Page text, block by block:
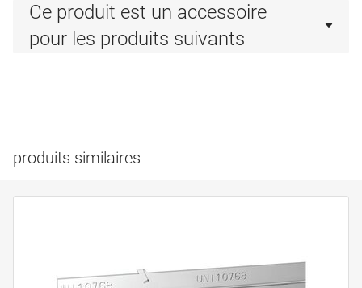
Ce produit est un accessoire
pour les produits suivants
produits similaires